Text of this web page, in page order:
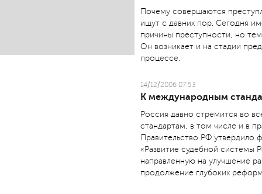
Почему совершаются
ищут с давних пор. Сегодня
причины преступности, но
Он возникает и на стадии
процессе.
14/12/2006 07:53
К международным
Россия давно стремится во
стандартам, в том числе и в
Правительство РФ утвердило
«Развитие судебной системы
направленную на улучшение
продолжение глубоких